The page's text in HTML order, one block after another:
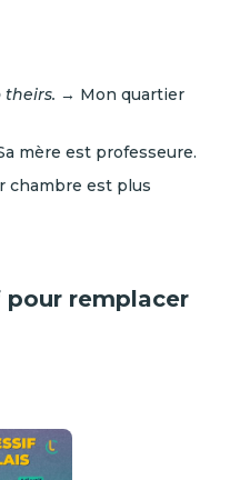
→ Mon quartier
mère est professeure.
chambre est plus
pour remplacer